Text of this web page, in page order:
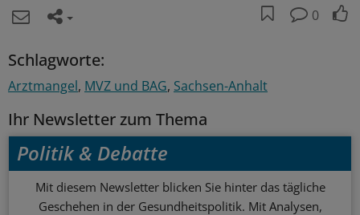
0
Schlagworte:
Arztmangel MVZ und BAG Sachsen-Anhalt
Ihr Newsletter zum Thema
Politik & Debatte
Mit diesem Newsletter blicken Sie hinter das tägliche
Geschehen in der Gesundheitspolitik. Mit Analysen,